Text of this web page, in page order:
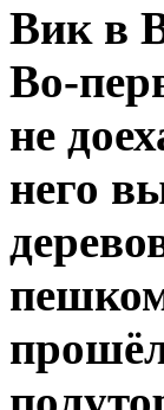
Вик в
Во-
не
него